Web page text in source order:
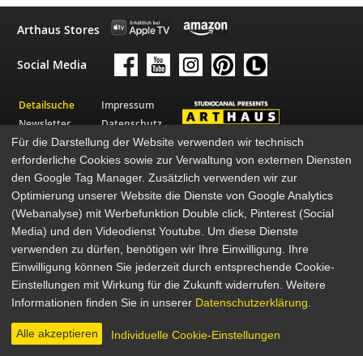
Arthaus Stores
Social Media
Detailsuche
Newsletter
Über Arthaus
Presse
Impressum
Datenschutz
AGB
© 2026 STUDIOCANAL GmbH
Für die Darstellung der Website verwenden wir technisch
erforderliche Cookies sowie zur Verwaltung von externen Diensten
den Google Tag Manager. Zusätzlich verwenden wir zur
Optimierung unserer Website die Dienste von Google Analytics
(Webanalyse) mit Werbefunktion Double click, Pinterest (Social
Media) und den Videodienst Youtube. Um diese Dienste
verwenden zu dürfen, benötigen wir Ihre Einwilligung. Ihre
Einwilligung können Sie jederzeit durch entsprechende Cookie-
Einstellungen mit Wirkung für die Zukunft widerrufen. Weitere
Informationen finden Sie in unserer Datenschutzerklärung
Alle akzeptieren Individuelle Cookie-Einstellungen